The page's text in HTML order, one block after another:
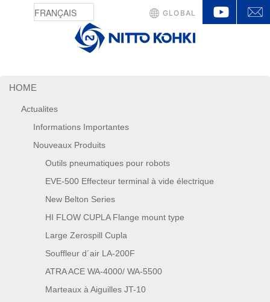
HOME
Actualites
Informations Importantes
Nouveaux Produits
Outils pneumatiques pour robots
EVE-500 Effecteur terminal à vide électrique
New Belton Series
HI FLOW CUPLA Flange mount type
Large Zerospill Cupla
Souffleur d´air LA-200F
ATRA ACE WA-4000/ WA-5500
Marteaux à Aiguilles JT-10
GLOBAL